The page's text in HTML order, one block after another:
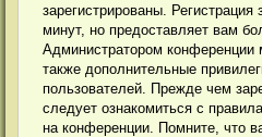
зарегистрированы. Регистрация
минут, но предоставляет вам
Администратором конференции
также дополнительные
пользователей. Прежде чем
следует ознакомиться с
на конференции. Помните, что